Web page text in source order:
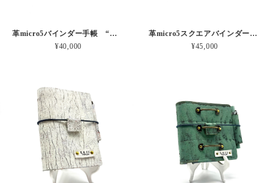
革micro5バインダー手帳 “ブルーベリー・レモンシェイク 昼下がりのお茶会” 本革
¥40,000
革micro5スクエアバインダー手帳 “ 漠然とした青の不安” 本革
¥45,000